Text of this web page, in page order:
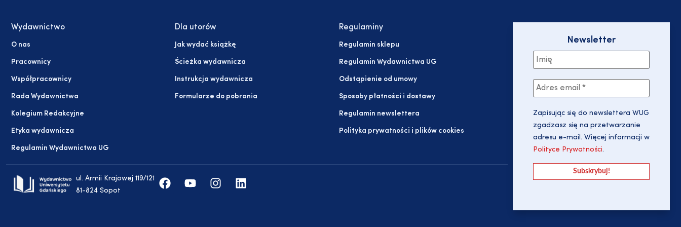
Wydawnictwo
O nas
Pracownicy
Współpracownicy
Rada Wydawnictwa
Kolegium Redakcyjne
Etyka wydawnicza
Regulamin Wydawnictwa UG
Dla utorów
Jak wydać książkę
Ścieżka wydawnicza
Instrukcja wydawnicza
Formularze do pobrania
Regulaminy
Regulamin sklepu
Regulamin Wydawnictwa UG
Odstąpienie od umowy
Sposoby płatności i dostawy
Regulamin newslettera
Polityka prywatności i plików cookies
ul. Armii Krajowej 119/121
81-824 Sopot
Newsletter
Zapisując się do newslettera WUG
zgadzasz się na przetwarzanie
adresu e-mail. Więcej informacji w
Polityce Prywatności.